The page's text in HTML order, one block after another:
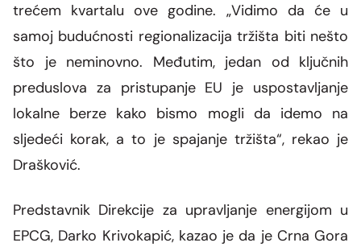
trećem kvartalu ove godine. „Vidimo da će u
samoj budućnosti regionalizacija tržišta biti nešto
što je neminovno. Međutim, jedan od ključnih
preduslova za pristupanje EU je uspostavljanje
lokalne berze kako bismo mogli da idemo na
sljedeći korak, a to je spajanje tržišta“, rekao je
Drašković.
Predstavnik Direkcije za upravljanje energijom u
EPCG, Darko Krivokapić, kazao je da je Crna Gora